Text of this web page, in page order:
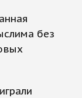
без